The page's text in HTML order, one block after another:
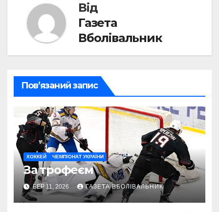
Від
Газета
Вболівальник
Пов’язаний запис
ХОККЕЙ ЧЕМПІОНАТ УКРАЇНИ
За трофеєм
БЕР 11, 2026 ГАЗЕТА ВБОЛІВАЛЬНИК